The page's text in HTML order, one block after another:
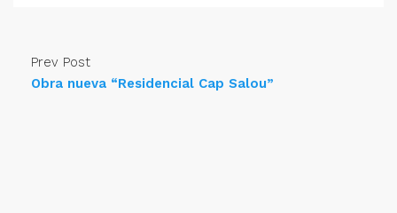
Prev Post
Obra nueva “Residencial Cap Salou”